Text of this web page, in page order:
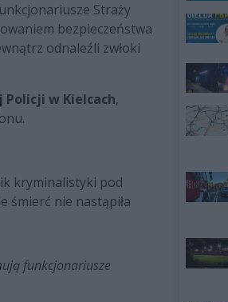
Straży
bezpieczeństwa
odnaleźli zwłoki
Policji w Kielcach,
kryminalistyki pod
śmierć nie nastąpiła
funkcjonariusze